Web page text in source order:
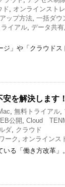
ド, オンラインスト
ップ方法, 一括ダウ
イアル, データ共有,
」や「クラウド
を解決します！
, 無料トライアル,
公開, Cloud
ダ, クラウド
ーク, オンラインス
る「働き方改革